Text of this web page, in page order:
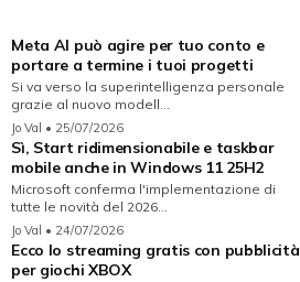
Meta AI può agire per tuo conto e
portare a termine i tuoi progetti
Si va verso la superintelligenza personale
grazie al nuovo modell...
Jo Val • 25/07/2026
Sì, Start ridimensionabile e taskbar
mobile anche in Windows 11 25H2
Microsoft conferma l'implementazione di
tutte le novità del 2026...
Jo Val • 24/07/2026
Ecco lo streaming gratis con pubblicità
per giochi XBOX